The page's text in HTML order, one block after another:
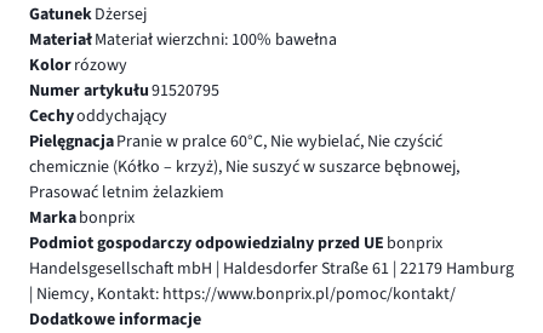
GatunekDżersej
MateriałMateriał wierzchni: 100% bawełna
Kolorrózowy
Numer artykułu91520795
Cechyoddychający
PielęgnacjaPranie w pralce 60°C, Nie wybielać, Nie czyścić
chemicznie (Kółko – krzyż), Nie suszyć w suszarce bębnowej,
Prasować letnim żelazkiem
Markabonprix
Podmiot gospodarczy odpowiedzialny przed UE bonprix
Handelsgesellschaft mbH | Haldesdorfer Straße 61 | 22179 Hamburg
| Niemcy, Kontakt: https://www.bonprix.pl/pomoc/kontakt/
Dodatkowe informacje